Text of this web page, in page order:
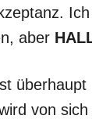
aber
von